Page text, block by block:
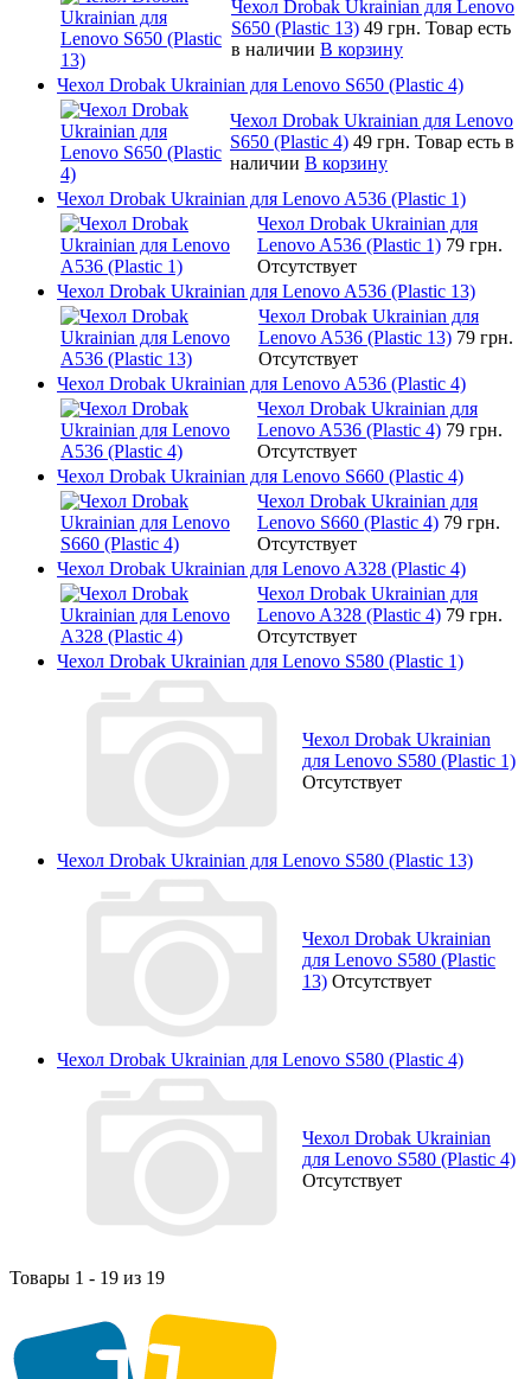
Чехол Drobak Ukrainian для Lenovo
S650 (Plastic 13) 49 грн. Товар есть
в наличии В корзину
Чехол Drobak Ukrainian для Lenovo S650 (Plastic 4)
Чехол Drobak Ukrainian для Lenovo
S650 (Plastic 4) 49 грн. Товар есть в
наличии В корзину
Чехол Drobak Ukrainian для Lenovo A536 (Plastic 1)
Чехол Drobak Ukrainian для
Lenovo A536 (Plastic 1) 79 грн.
Отсутствует
Чехол Drobak Ukrainian для Lenovo A536 (Plastic 13)
Чехол Drobak Ukrainian для
Lenovo A536 (Plastic 13) 79 грн.
Отсутствует
Чехол Drobak Ukrainian для Lenovo A536 (Plastic 4)
Чехол Drobak Ukrainian для
Lenovo A536 (Plastic 4) 79 грн.
Отсутствует
Чехол Drobak Ukrainian для Lenovo S660 (Plastic 4)
Чехол Drobak Ukrainian для
Lenovo S660 (Plastic 4) 79 грн.
Отсутствует
Чехол Drobak Ukrainian для Lenovo A328 (Plastic 4)
Чехол Drobak Ukrainian для
Lenovo A328 (Plastic 4) 79 грн.
Отсутствует
Чехол Drobak Ukrainian для Lenovo S580 (Plastic 1)
Чехол Drobak Ukrainian
для Lenovo S580 (Plastic 1)
Отсутствует
Чехол Drobak Ukrainian для Lenovo S580 (Plastic 13)
Чехол Drobak Ukrainian
для Lenovo S580 (Plastic
13) Отсутствует
Чехол Drobak Ukrainian для Lenovo S580 (Plastic 4)
Чехол Drobak Ukrainian
для Lenovo S580 (Plastic 4)
Отсутствует
Товары 1 - 19 из 19